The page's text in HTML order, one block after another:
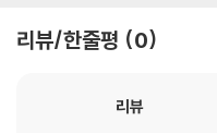
이라도 저렇겠지 생각할 겁니다
관심과 싸우는 게 아닙니다. 우
기준이 된다. 그 어느 때보다도
리뷰/한줄평 0
리뷰